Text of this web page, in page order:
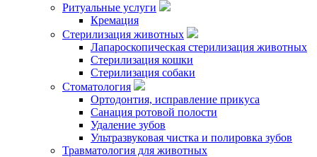
Ритуальные услуги
Кремация
Стерилизация животных
Лапароскопическая стерилизация животных
Стерилизация кошки
Стерилизация собаки
Стоматология
Ортодонтия, исправление прикуса
Санация ротовой полости
Удаление зубов
Ультразвуковая чистка и полировка зубов
Травматология для животных